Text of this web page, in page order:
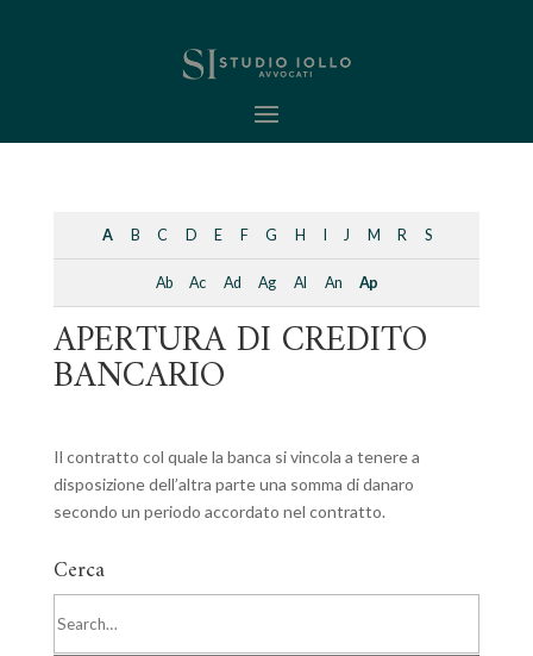
A B C D E F G H I J M R S
Ab Ac Ad Ag Al An Ap
APERTURA DI CREDITO
BANCARIO
Il contratto col quale la banca si vincola a tenere a
disposizione dell’altra parte una somma di danaro
secondo un periodo accordato nel contratto.
Cerca